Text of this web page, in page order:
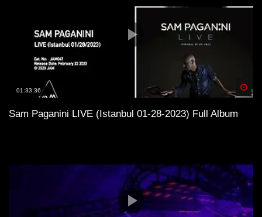
01:33:36
Sam Paganini LIVE (Istanbul 01-28-2023) Full Album